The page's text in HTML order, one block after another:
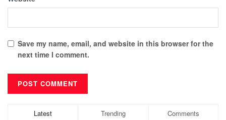
Save my name, email, and website in this browser for the
next time I comment.
Latest Trending Comments